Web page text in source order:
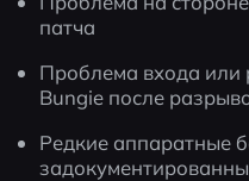
патча
Проблема входа или
Bungie после
Редкие аппаратные